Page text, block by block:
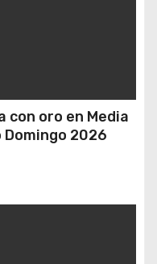
con oro en Media
2026